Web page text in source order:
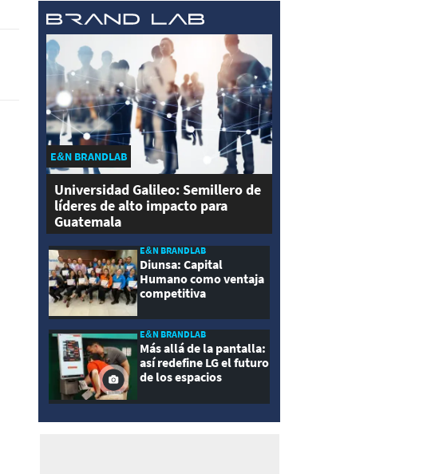
E&N BRANDLAB
Universidad Galileo: Semillero de
líderes de alto impacto para
Guatemala
E&N BRANDLAB
Diunsa: Capital
Humano como ventaja
competitiva
E&N BRANDLAB
Más allá de la pantalla:
así redefine LG el futuro
de los espacios